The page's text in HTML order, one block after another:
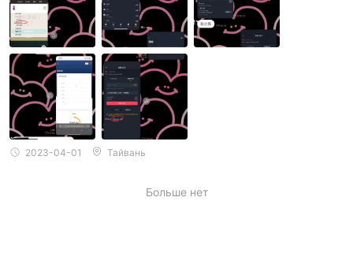
венности действительно невыносим...
2023-04-01 Тайвань
Больше нет